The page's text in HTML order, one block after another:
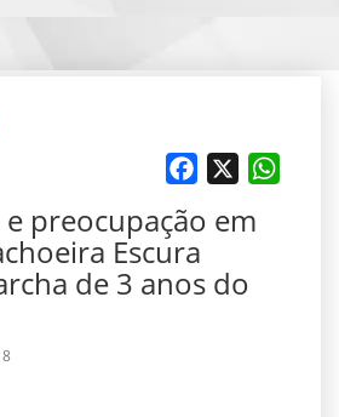
Facebook
preocupação em
Escura
de 3 anos do